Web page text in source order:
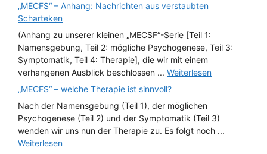
„MECFS“ – Anhang: Nachrichten aus verstaubten
Scharteken
(Anhang zu unserer kleinen „MECSF“-Serie [Teil 1:
Namensgebung, Teil 2: mögliche Psychogenese, Teil 3:
Symptomatik, Teil 4: Therapie], die wir mit einem
verhangenen Ausblick beschlossen ... Weiterlesen
„MECFS“ – welche Therapie ist sinnvoll?
Nach der Namensgebung (Teil 1), der möglichen
Psychogenese (Teil 2) und der Symptomatik (Teil 3)
wenden wir uns nun der Therapie zu. Es folgt noch ...
Weiterlesen